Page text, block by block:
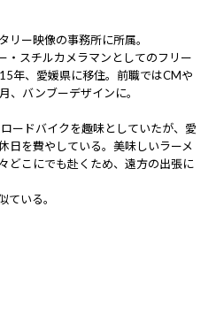
リー映像の事務所に所属。
・スチルカメラマンとしてのフリー
年、愛媛県に移住。前職ではCMや
、バンブーデザインに。
ードバイクを趣味としていたが、愛
日を費やしている。美味しいラーメ
どこにでも赴くため、遠方の出張に
ている。